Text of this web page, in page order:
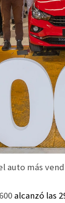
auto más
alcanzó las